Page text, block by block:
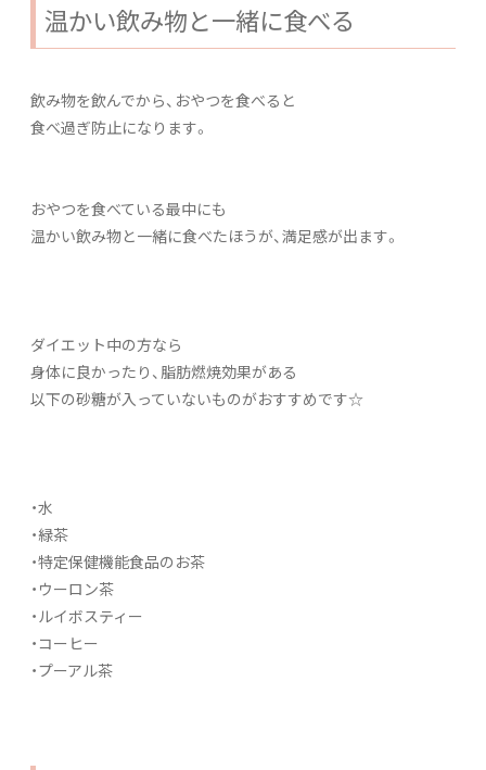
温かい飲み物と一緒に食べる
飲み物を飲んでから、おやつを食べると
食べ過ぎ防止になります。
おやつを食べている最中にも
温かい飲み物と一緒に食べたほうが、満足感が出ます。
ダイエット中の方なら
身体に良かったり、脂肪燃焼効果がある
以下の砂糖が入っていないものがおすすめです☆
・水
・緑茶
・特定保健機能食品のお茶
・ウーロン茶
・ルイボスティー
・コーヒー
・プーアル茶